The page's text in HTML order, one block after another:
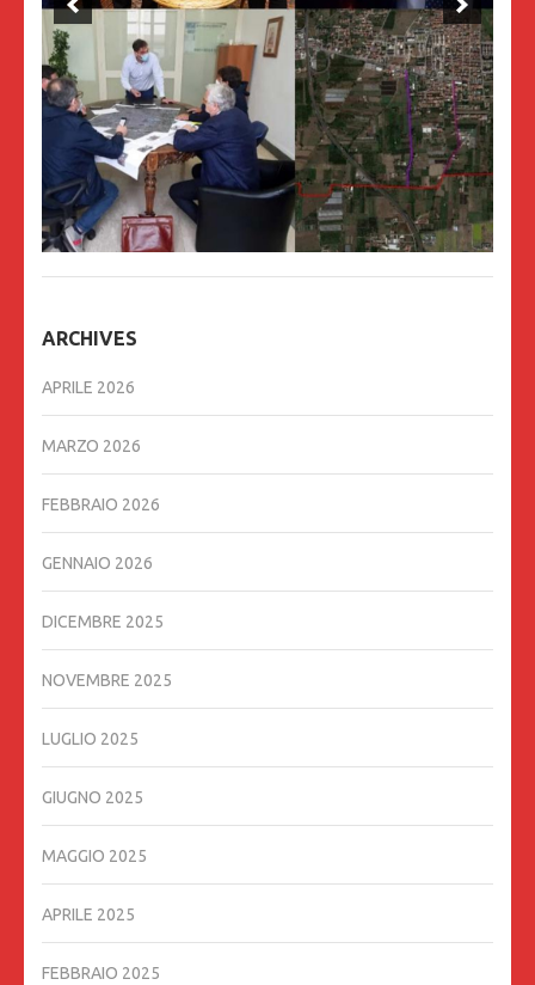
ARCHIVES
APRILE 2026
MARZO 2026
FEBBRAIO 2026
GENNAIO 2026
DICEMBRE 2025
NOVEMBRE 2025
LUGLIO 2025
GIUGNO 2025
MAGGIO 2025
APRILE 2025
FEBBRAIO 2025